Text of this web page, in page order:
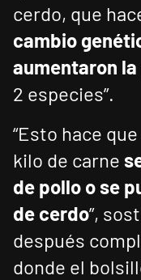
cerdo, que
cambio
aumentaron
2 especies”.
“Esto hace
kilo de carne
de pollo o se
de cerdo”,
después
donde el